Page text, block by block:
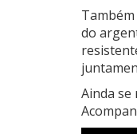
Também
do
Ainda se